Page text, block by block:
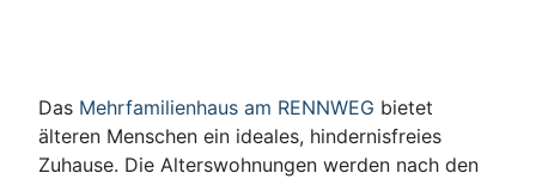
Das Mehrfamilienhaus am RENNWEG bietet
älteren Menschen ein ideales, hindernisfreies
Zuhause. Die Alterswohnungen werden nach den